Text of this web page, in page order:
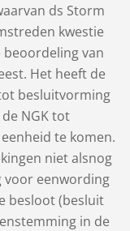
ds Storm
kwestie
van
Het heeft de
besluitvorming
NGK tot
te komen.
niet alsnog
voor eenwording
besloot (besluit
in de